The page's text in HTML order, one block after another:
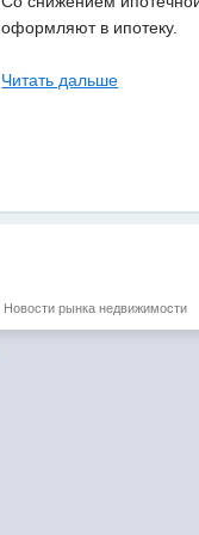
оформляют в ипотеку.
Читать дальше
Новости рынка недвижимости